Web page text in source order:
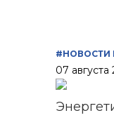
#НОВОСТИ
07 августа